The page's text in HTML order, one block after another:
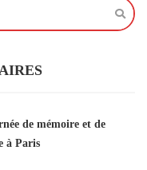
de mémoire et de
à Paris